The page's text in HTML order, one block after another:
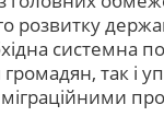
розвитку
системна
так і